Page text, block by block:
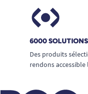
6000
Des produits
rendons